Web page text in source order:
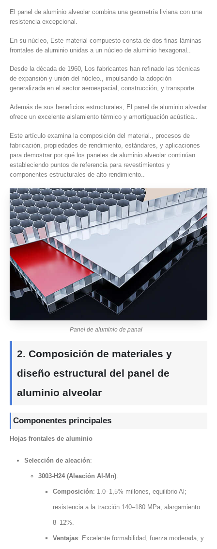
El panel de aluminio alveolar combina una geometría liviana con una
resistencia excepcional.
En su núcleo, Este material compuesto consta de dos finas láminas
frontales de aluminio unidas a un núcleo de aluminio hexagonal..
Desde la década de 1960, Los fabricantes han refinado las técnicas
de expansión y unión del núcleo., impulsando la adopción
generalizada en el sector aeroespacial, construcción, y transporte.
Además de sus beneficios estructurales, El panel de aluminio alveolar
ofrece un excelente aislamiento térmico y amortiguación acústica..
Este artículo examina la composición del material., procesos de
fabricación, propiedades de rendimiento, estándares, y aplicaciones
para demostrar por qué los paneles de aluminio alveolar continúan
estableciendo puntos de referencia para revestimientos y
componentes estructurales de alto rendimiento..
Panel de aluminio de panal
2. Composición de materiales y
diseño estructural del panel de
aluminio alveolar
Componentes principales
Hojas frontales de aluminio
Selección de aleación:
3003-H24 (Aleación Al-Mn):
Composición: 1.0–1,5% millones, equilibrio Al;
resistencia a la tracción 140–180 MPa, alargamiento
8–12%.
Ventajas: Excelente formabilidad, fuerza moderada, y